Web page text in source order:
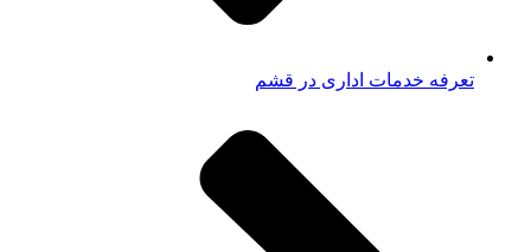
تعرفه خدمات اداری در قشم